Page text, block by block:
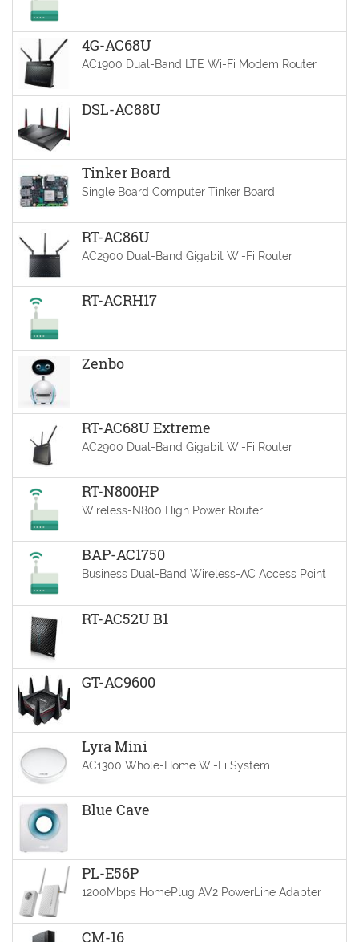
4G-AC68U
AC1900 Dual-Band LTE Wi-Fi Modem Router
DSL-AC88U
Tinker Board
Single Board Computer Tinker Board
RT-AC86U
AC2900 Dual-Band Gigabit Wi-Fi Router
RT-ACRH17
Zenbo
RT-AC68U Extreme
AC2900 Dual-Band Gigabit Wi-Fi Router
RT-N800HP
Wireless-N800 High Power Router
BAP-AC1750
Business Dual-Band Wireless-AC Access Point
RT-AC52U B1
GT-AC9600
Lyra Mini
AC1300 Whole-Home Wi-Fi System
Blue Cave
PL-E56P
1200Mbps HomePlug AV2 PowerLine Adapter
CM-16